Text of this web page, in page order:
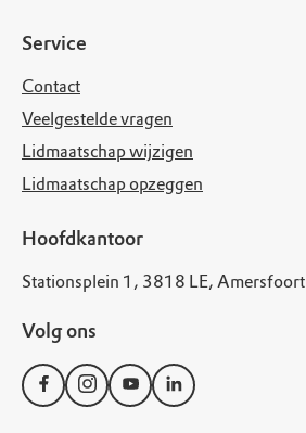
Service
Contact
Veelgestelde vragen
Lidmaatschap wijzigen
Lidmaatschap opzeggen
Hoofdkantoor
Stationsplein 1, 3818 LE, Amersfoort
Volg ons